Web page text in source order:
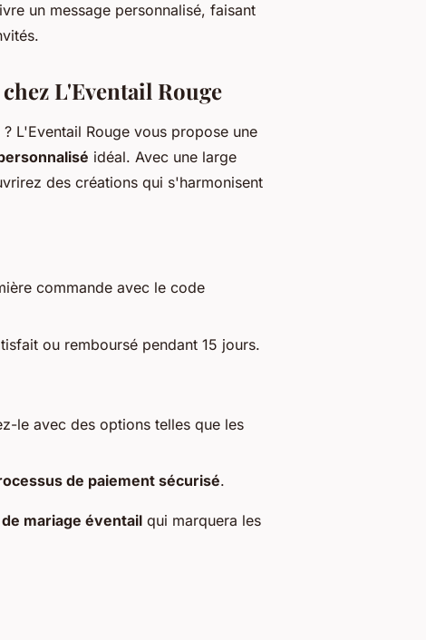
un message personnalisé, faisant
L'Eventail Rouge
? L'Eventail Rouge vous propose une
idéal. Avec une large
des créations qui s'harmonisent
commande avec le code
ou remboursé pendant 15 jours.
le avec des options telles que les
de paiement sécurisé.
mariage éventail qui marquera les